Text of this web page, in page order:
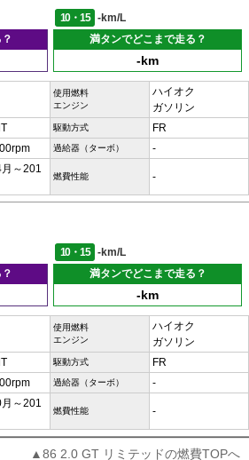
10・15
-km/L
満タンでどこまで走る？
-km
使用燃料
エンジン
ハイオク
ガソリン
駆動方式 FR
過給器（ターボ） -
～201
燃費性能 -
10・15
-km/L
満タンでどこまで走る？
-km
使用燃料
エンジン
ハイオク
ガソリン
駆動方式 FR
過給器（ターボ） -
～201
燃費性能 -
▲86 2.0 GT リミテッドの燃費TOPへ